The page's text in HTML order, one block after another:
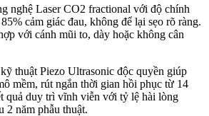
nghệ Laser CO2 fractional với độ chính
cảm giác đau, không để lại sẹo rõ ràng.
với cánh mũi to, dày hoặc không cân
thuật Piezo Ultrasonic độc quyền giúp
mềm, rút ngắn thời gian hồi phục từ 14
quả duy trì vĩnh viễn với tỷ lệ hài lòng
2 năm phẫu thuật.